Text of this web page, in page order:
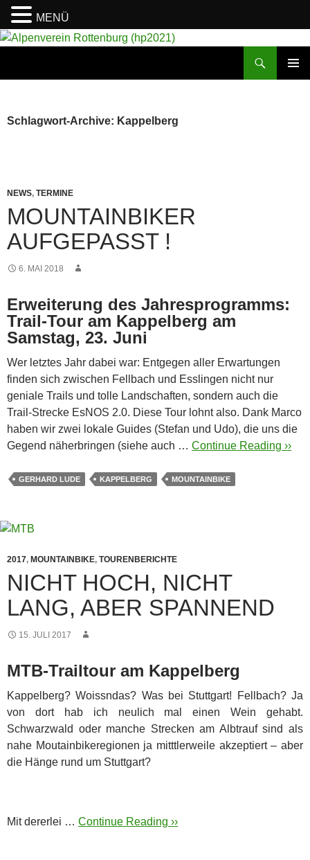
Schlagwort-Archive: Kappelberg
NEWS, TERMINE
MOUNTAINBIKER
AUFGEPASST !
6. MAI 2018
Erweiterung des Jahresprogramms:
Trail-Tour am Kappelberg am
Samstag, 23. Juni
Wer letztes Jahr dabei war: Entgegen aller Erwartungen
finden sich zwischen Fellbach und Esslingen nicht nur
geniale Trails und tolle Landschaften, sondern auch die
Trail-Strecke EsNOS 2.0. Diese Tour lohnt also. Dank Marco
haben wir zwei lokale Guides (Stefan und Udo), die uns die
Gegend näherbringen (siehe auch … Continue Reading ››
GERHARD LUDE KAPPELBERG MOUNTAINBIKE
2017, MOUNTAINBIKE, TOURENBERICHTE
NICHT HOCH, NICHT
LANG, ABER SPANNEND
15. JULI 2017
MTB-Trailtour am Kappelberg
Kappelberg? Woissndas? Was bei Stuttgart! Fellbach? Ja
von dort hab ich neulich mal einen Wein gehabt.
Schwarzwald oder manche Strecken am Albtrauf sind als
nahe Moutainbikeregionen ja mitttlerweile akzeptiert – aber
die Hänge rund um Stuttgart?
Mit dererlei … Continue Reading ››
MENÜ